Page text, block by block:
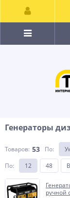
Генераторы
Товаров: 53 По:
По: 12 48
ручной